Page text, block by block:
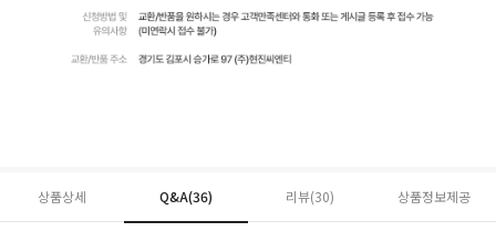
상품상세 Q&A(36) 리뷰(30) 상품정보제공